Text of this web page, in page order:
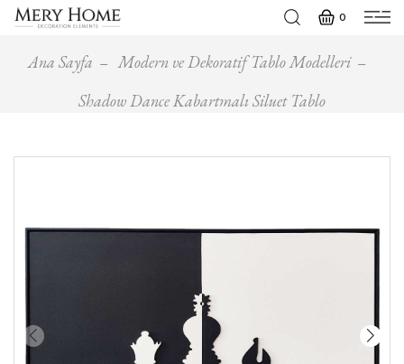
0
Ana Sayfa
Modern ve Dekoratif Tablo Modelleri
Shadow Dance Kabartmalı Siluet Tablo